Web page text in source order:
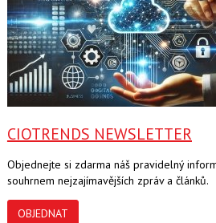
CIOTRENDS NEWSLETTER
Objednejte si zdarma náš pravidelný
souhrnem nejzajímavějších zpráv a článků.
OBJEDNAT